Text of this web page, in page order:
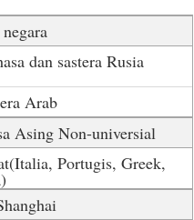
dan sastera Rusia
Arab
Asing Non-universial
Portugis, Greek,